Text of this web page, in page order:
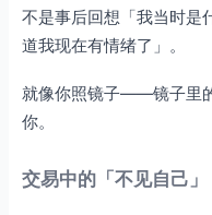
不是事后回想「我当时是
道我现在有情绪了」。
就像你照镜子——镜子里
你。
交易中的「不见自己」